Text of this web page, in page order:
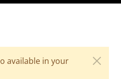
available in your